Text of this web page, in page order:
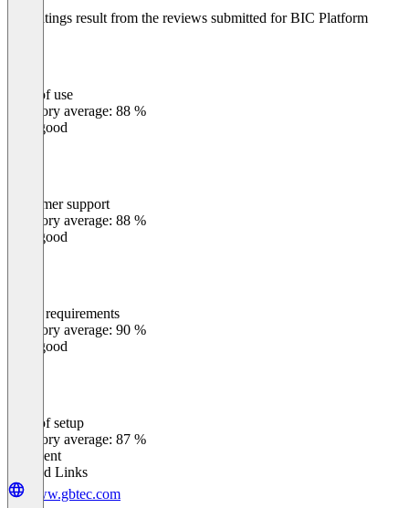
The ratings result from the reviews submitted for BIC Platform
Ease of use
Category average: 88 %
Very good
Customer support
Category average: 88 %
Very good
Meets requirements
Category average: 90 %
Very good
Ease of setup
Category average: 87 %
Excellent
Related Links
www.gbtec.com